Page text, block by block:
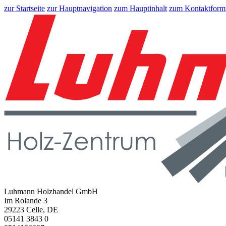
zur Startseite zur Hauptnavigation zum Hauptinhalt zum
Luhmann Holzhandel GmbH
Im Rolande 3
29223 Celle, DE
05141 3843 0